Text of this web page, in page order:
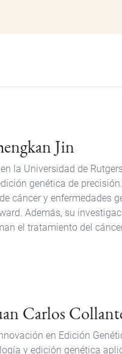
Jin
la Universidad de
genética de
cáncer y enfermedades
Además, su
el tratamiento del
Carlos
en Edición
y edición genética